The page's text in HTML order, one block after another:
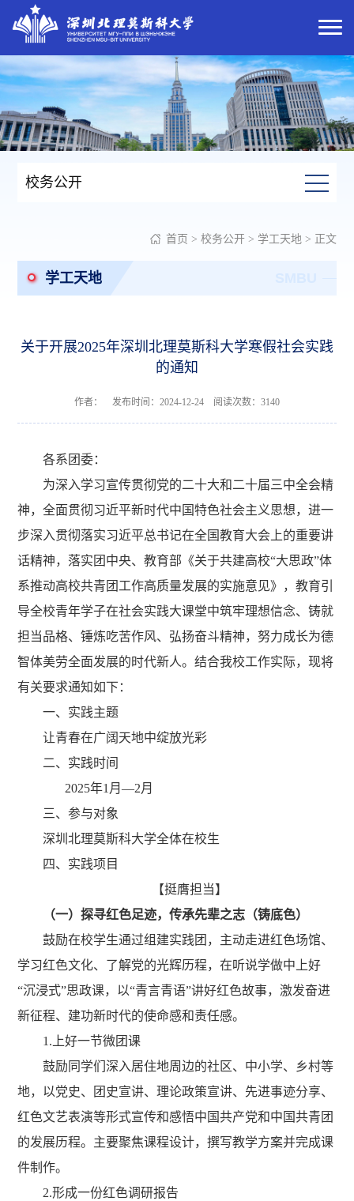
校务公开
首页 > 校务公开> 学工天地> 正文
学工天地
关于开展2025年深圳北理莫斯科大学寒假社会实践
的通知
作者： 发布时间：2024-12-24 阅读次数： 3140
各系团委：
为深入学习宣传贯彻党的二十大和二十届三中全会精
神，全面贯彻习近平新时代中国特色社会主义思想，进一
步深入贯彻落实习近平总书记在全国教育大会上的重要讲
话精神，落实团中央、教育部《关于共建高校“大思政”体
系推动高校共青团工作高质量发展的实施意见》，教育引
导全校青年学子在社会实践大课堂中筑牢理想信念、铸就
担当品格、锤炼吃苦作风、弘扬奋斗精神，努力成长为德
智体美劳全面发展的时代新人。结合我校工作实际，现将
有关要求通知如下：
一、实践主题
让青春在广阔天地中绽放光彩
二、实践时间
2025年1 月—2月
三、参与对象
深圳北理莫斯科大学全体在校生
四、 实践项目
【挺膺担当】
（一）探寻红色足迹，传承先辈之志 （铸底色）
鼓励在校学生通过组建实践团，主动走进红色场馆、
学习红色文化、了解党的光辉历程，在听说学做中上好
“沉浸式”思政课，以“青言青语”讲好红色故事，激发奋进
新征程、建功新时代的使命感和责任感。
1. 上好一节微团课
鼓励同学们深入居住地周边的社区、中小学、乡村等
地，以党史、团史宣讲、理论政策宣讲、先进事迹分享、
红色文艺表演等形式宣传和感悟中国共产党和中国共青团
的发展历程。主要聚焦课程设计，撰写教学方案并完成课
件制作。
2.形成一份红色调研报告